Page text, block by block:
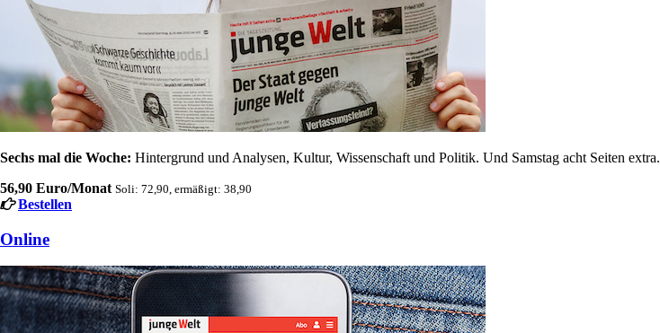
Sechs mal die Woche: Hintergrund und Analysen, Kultur, Wissenschaft und Politik. Und Samstag acht Seiten extra.
56,90 Euro/Monat Soli: 72,90, ermäßigt: 38,90
Bestellen
Online